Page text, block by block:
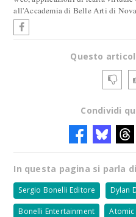
all'Accademia di Belle Arti di
Questo
Condividi
In questa pagina si parla
Sergio Bonelli Editore Dylan
Bonelli Entertainment